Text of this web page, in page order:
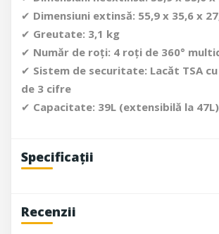
✔ Dimensiuni extinsă: 55,9 x 35,6 x
✔ Greutate: 3,1 kg
✔ Număr de roți: 4 roți de 360°
✔ Sistem de securitate: Lacăt TSA
de 3 cifre
✔ Capacitate: 39L (extensibilă la 47L)
Specificații
Recenzii